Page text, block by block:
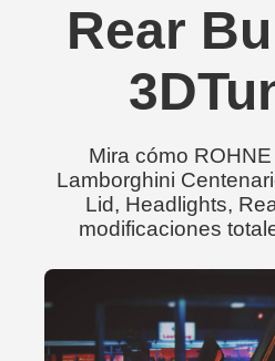
Rear
Mira cómo
Lamborghini
Lid, Headlights,
modificaciones